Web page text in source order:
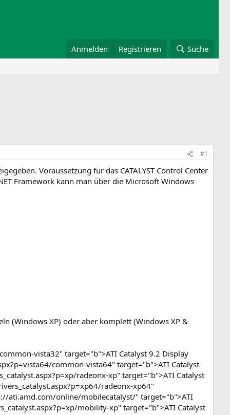
Anmelden Registrieren Suche
#1
Voraussetzung für das CATALYST Control Center
Framework kann man über die Microsoft Windows
(Windows XP) oder aber komplett (Windows XP &
vista32" target="b">ATI Catalyst 9.2 Display
common-vista64" target="b">ATI Catalyst
radeonx-xp" target="b">ATI Catalyst
radeonx-xp64"
ati.amd.com/online/mobilecatalyst/" target="b">ATI
mobility-xp" target="b">ATI Catalyst